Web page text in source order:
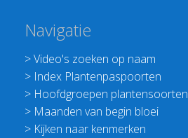
Navigatie
>Video's zoeken op naam
> Index Plantenpaspoorten
> Hoofdgroepen plantensoorten
> Maanden van begin bloei
> Kijken naar kenmerken